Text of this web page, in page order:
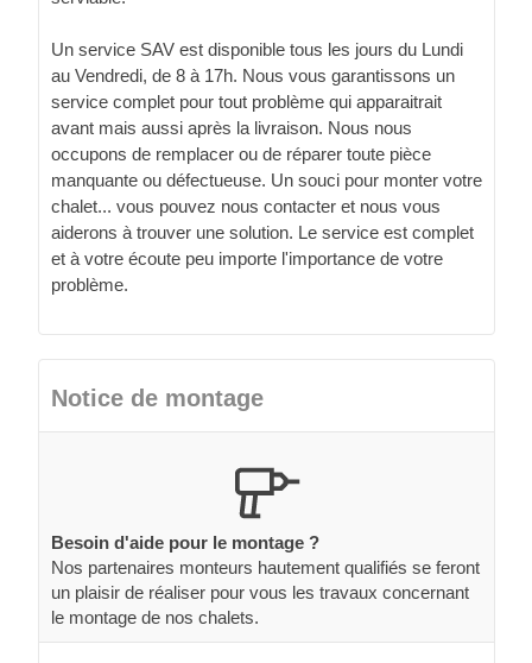
Un service SAV est disponible tous les jours du Lundi
au Vendredi, de 8 à 17h. Nous vous garantissons un
service complet pour tout problème qui apparaitrait
avant mais aussi après la livraison. Nous nous
occupons de remplacer ou de réparer toute pièce
manquante ou défectueuse. Un souci pour monter votre
chalet... vous pouvez nous contacter et nous vous
aiderons à trouver une solution. Le service est complet
et à votre écoute peu importe l'importance de votre
problème.
Notice de montage
Besoin d'aide pour le montage ?
Nos partenaires monteurs hautement qualifiés se feront
un plaisir de réaliser pour vous les travaux concernant
le montage de nos chalets.